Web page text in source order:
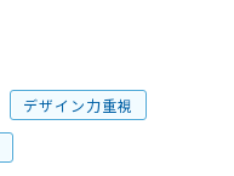
デザイン力重視